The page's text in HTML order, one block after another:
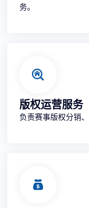
务。
版权运营服务
负责赛事版权分销